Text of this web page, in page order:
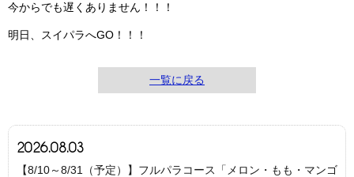
2026.08.03
【8/10～8/31（予定）】フルパラコース「メロン・もも・マンゴ
今からでも遅くありません！！！
明日、スイパラへGO！！！
一覧に戻る